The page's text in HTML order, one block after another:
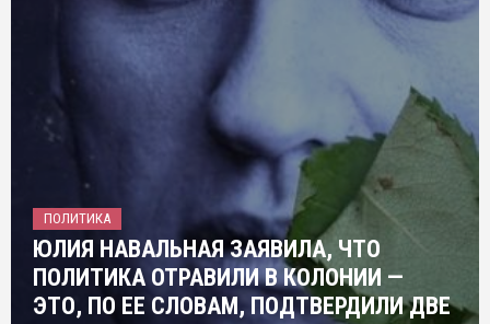
ПОЛИТИКА
ЮЛИЯ НАВАЛЬНАЯ ЗАЯВИЛА, ЧТО
ПОЛИТИКА ОТРАВИЛИ В КОЛОНИИ —
ЭТО, ПО ЕЕ СЛОВАМ, ПОДТВЕРДИЛИ ДВЕ